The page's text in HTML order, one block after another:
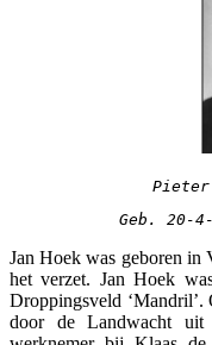
Pieter
Geb. 20-
Jan Hoek was geboren in
het verzet. Jan Hoek
Droppingsveld ‘Mandril’.
door de Landwacht